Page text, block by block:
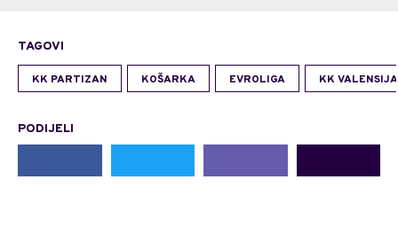
TAGOVI
KK PARTIZAN KOŠARKA EVROLIGA KK VALENSIJA
PODIJELI